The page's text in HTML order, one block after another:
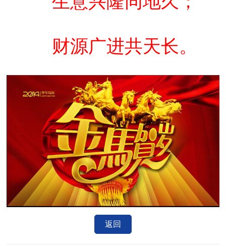
财源广进共天长。
返回